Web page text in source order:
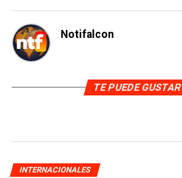
Notifalcon
TE PUEDE GUSTAR
INTERNACIONALES